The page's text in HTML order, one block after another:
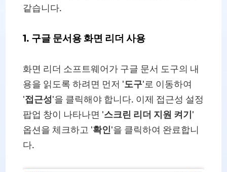
같습니다.
1. 구글 문서용 화면 리더 사용
화면 리더 소프트웨어가 구글 문서 도구의 내
용을 읽도록 하려면 먼저 '도구'로 이동하여
'접근성'을 클릭해야 합니다. 이제 접근성 설정
팝업 창이 나타나면 '스크린 리더 지원 켜기 '
옵션을 체크하고 '확인'을 클릭하여 완료합니
다.